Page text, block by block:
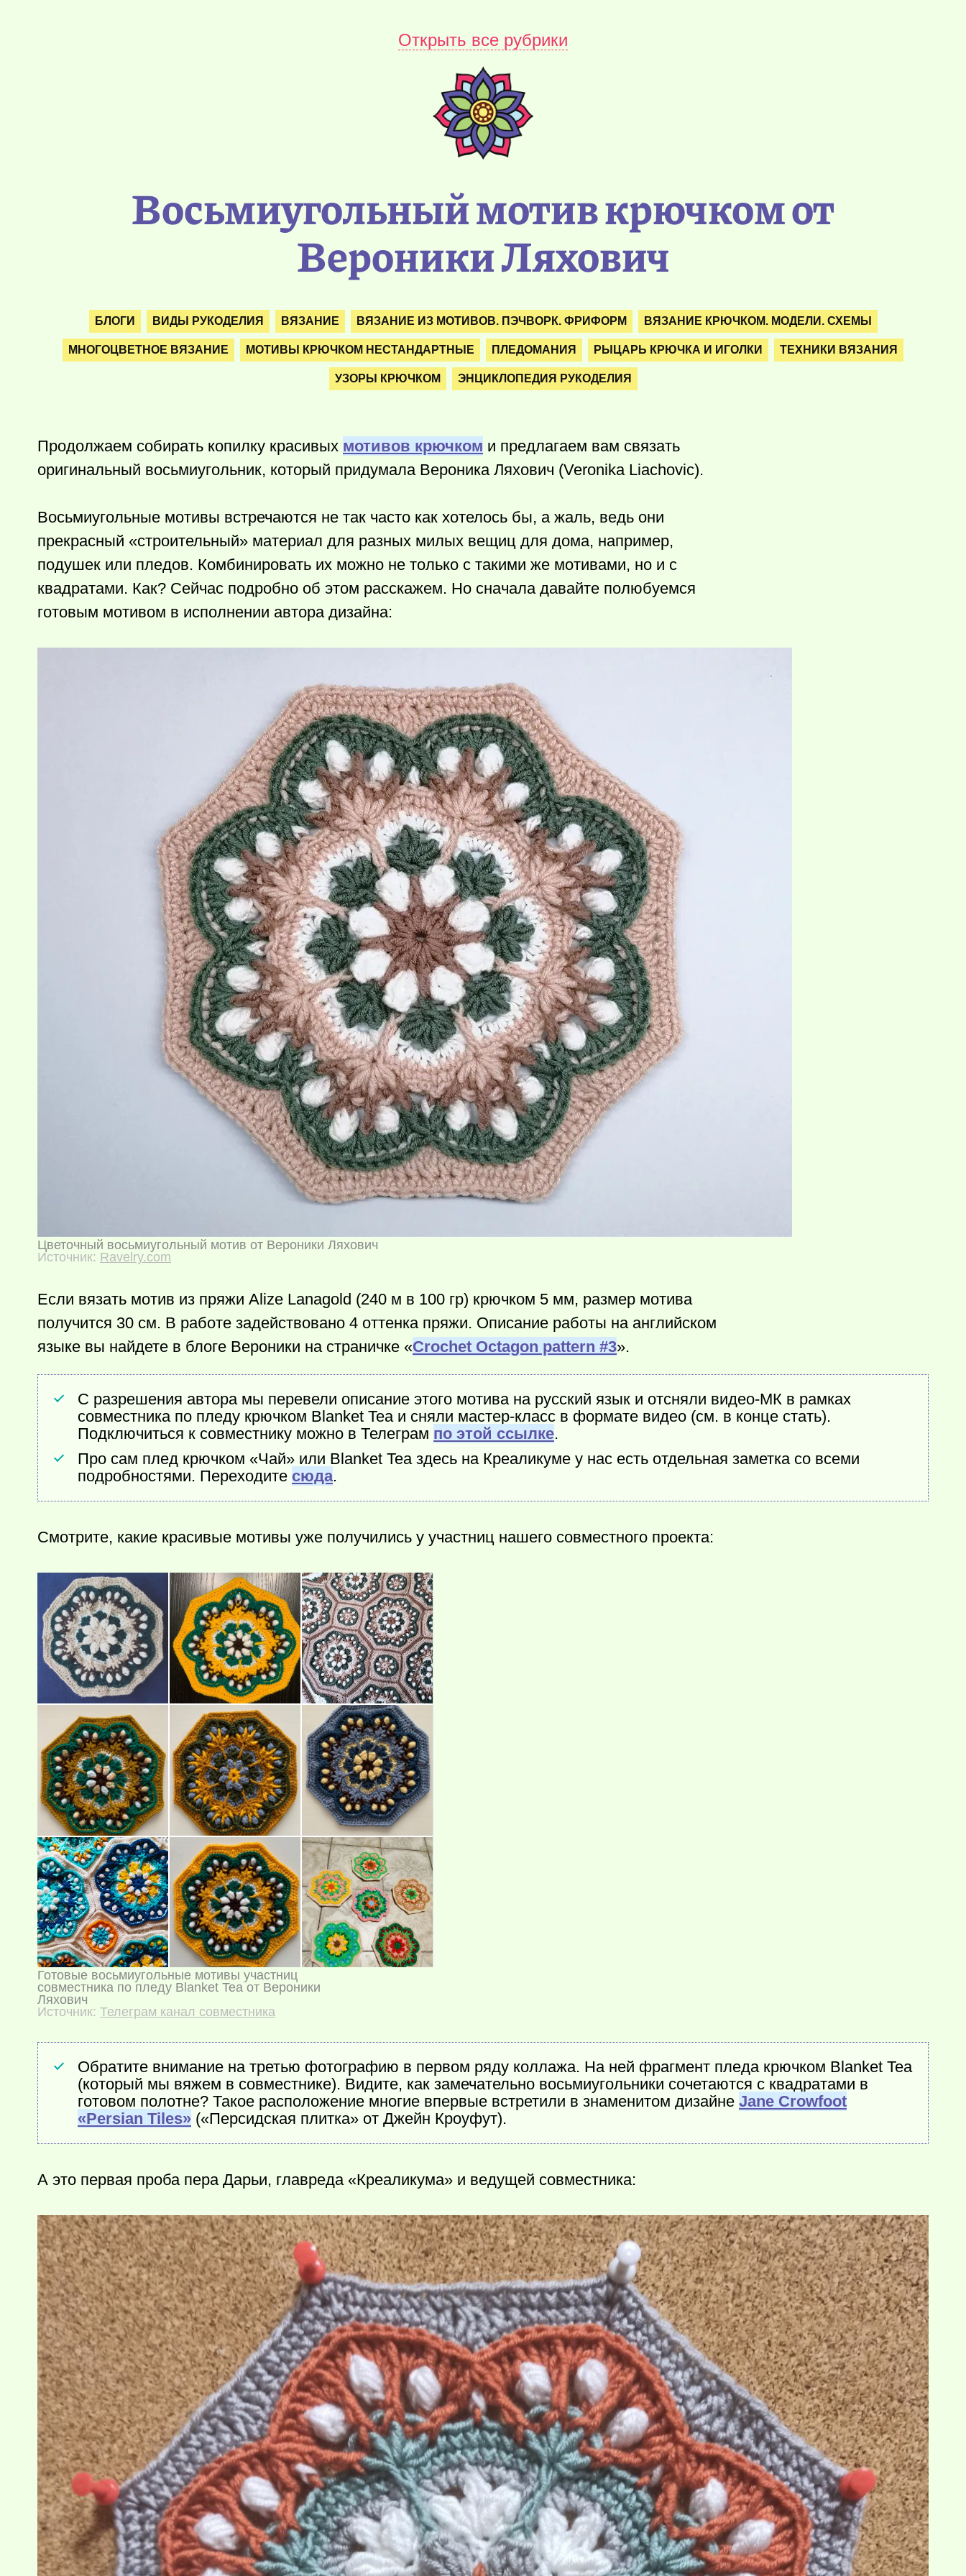
Открыть все рубрики
Восьмиугольный мотив крючком от
Вероники Ляхович
БЛОГИ ВИДЫ РУКОДЕЛИЯ ВЯЗАНИЕ ВЯЗАНИЕ ИЗ МОТИВОВ. ПЭЧВОРК. ФРИФОРМ ВЯЗАНИЕ КРЮЧКОМ. МОДЕЛИ. СХЕМЫ
МНОГОЦВЕТНОЕ ВЯЗАНИЕ МОТИВЫ КРЮЧКОМ НЕСТАНДАРТНЫЕ ПЛЕДОМАНИЯ РЫЦАРЬ КРЮЧКА И ИГОЛКИ ТЕХНИКИ ВЯЗАНИЯ
УЗОРЫ КРЮЧКОМ ЭНЦИКЛОПЕДИЯ РУКОДЕЛИЯ
Продолжаем собирать копилку красивых мотивов крючком и предлагаем вам связать
оригинальный восьмиугольник, который придумала Вероника Ляхович (Veronika Liachovic).
Восьмиугольные мотивы встречаются не так часто как хотелось бы, а жаль, ведь они
прекрасный «строительный» материал для разных милых вещиц для дома, например,
подушек или пледов. Комбинировать их можно не только с такими же мотивами, но и с
квадратами. Как? Сейчас подробно об этом расскажем. Но сначала давайте полюбуемся
готовым мотивом в исполнении автора дизайна:
Цветочный восьмиугольный мотив от Вероники Ляхович
Источник: Ravelry.com
Если вязать мотив из пряжи Alize Lanagold (240 м в 100 гр) крючком 5 мм, размер мотива
получится 30 см. В работе задействовано 4 оттенка пряжи. Описание работы на английском
языке вы найдете в блоге Вероники на страничке «Crochet Octagon pattern #3».
С разрешения автора мы перевели описание этого мотива на русский язык и отсняли видео-МК в рамках
совместника по пледу крючком Blanket Tea и сняли мастер-класс в формате видео (см. в конце стать).
Подключиться к совместнику можно в Телеграм по этой ссылке.
Про сам плед крючком «Чай» или Blanket Tea здесь на Креаликуме у нас есть отдельная заметка со всеми
подробностями. Переходите сюда.
Смотрите, какие красивые мотивы уже получились у участниц нашего совместного проекта:
Готовые восьмиугольные мотивы участниц
совместника по пледу Blanket Tea от Вероники
Ляхович
Источник: Телеграм канал совместника
Обратите внимание на третью фотографию в первом ряду коллажа. На ней фрагмент пледа крючком Blanket Tea
(который мы вяжем в совместнике). Видите, как замечательно восьмиугольники сочетаются с квадратами в
готовом полотне? Такое расположение многие впервые встретили в знаменитом дизайне Jane Crowfoot
«Persian Tiles» («Персидская плитка» от Джейн Кроуфут).
А это первая проба пера Дарьи, главреда «Креаликума» и ведущей совместника: